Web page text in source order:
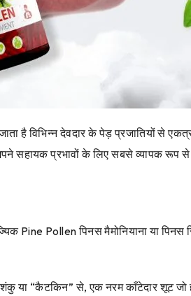
है विभिन्न देवदार के पेड़ प्रजातियों से
सहायक प्रभावों के लिए सबसे व्यापक रूप से
Pine Pollen पिनस मैमोनियाना या
या “कैटकिन” से, एक नरम काँटेदार शूट